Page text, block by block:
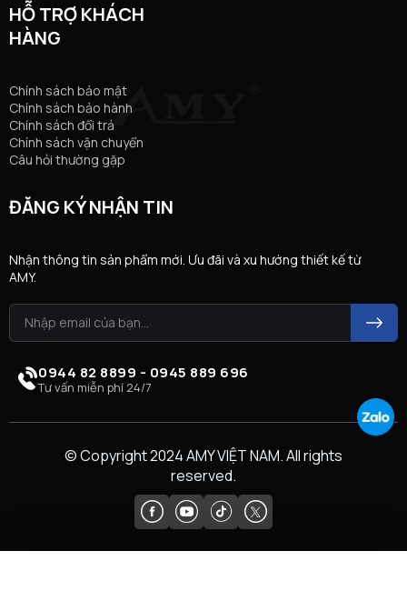
HỖ TRỢ KHÁCH
HÀNG
Chính sách bảo mật
Chính sách bảo hành
Chính sách đổi trả
Chính sách vận chuyển
Câu hỏi thường gặp
ĐĂNG KÝ NHẬN TIN
Nhận thông tin sản phẩm mới. Ưu đãi và xu hướng thiết kế từ
AMY.
0944 82 8899 - 0945 889 696
Tư vấn miễn phí 24/7
© Copyright 2024 AMY VIỆT NAM. All rights
reserved.